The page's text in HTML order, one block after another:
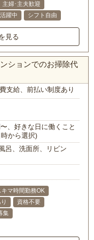
主婦･主夫歓迎
躍中 シフト自由
見る
ションでのお掃除代
費支給、前払い制度あり
、好きな日に働くこと
から選択)
呂、洗面所、リビン
キマ時間勤務OK
資格不要
集